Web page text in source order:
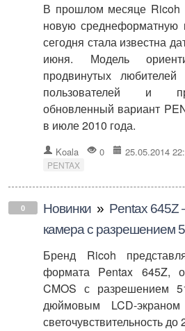
В прошлом месяце Ricoh
новую среднеформатную
сегодня стала известна
июня. Модель
продвинутых
пользователей и
обновленный вариант
в июле 2010 года.
Koala 0 25.05.2014
PENTAX
0 Новинки » Pentax 645Z
камера с разрешением
Бренд Ricoh
формата Pentax 645Z,
CMOS с разрешением
дюймовым LCD-
светочувствительность